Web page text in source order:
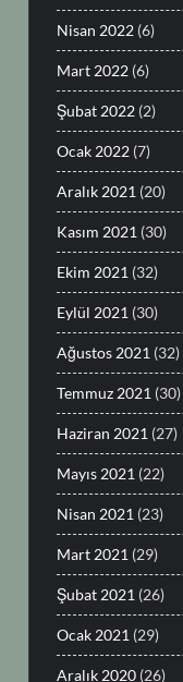
Nisan 2022 (6)
Mart 2022 (6)
Şubat 2022 (2)
Ocak 2022 (7)
Aralık 2021 (20)
Kasım 2021 (30)
Ekim 2021 (32)
Eylül 2021 (30)
Ağustos 2021 (32)
Temmuz 2021 (30)
Haziran 2021 (27)
Mayıs 2021 (22)
Nisan 2021 (23)
Mart 2021 (29)
Şubat 2021 (26)
Ocak 2021 (29)
Aralık 2020 (26)